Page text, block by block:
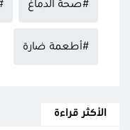
#صحة الدماغ
#أطعمة ضارة
الأكثر قراءة